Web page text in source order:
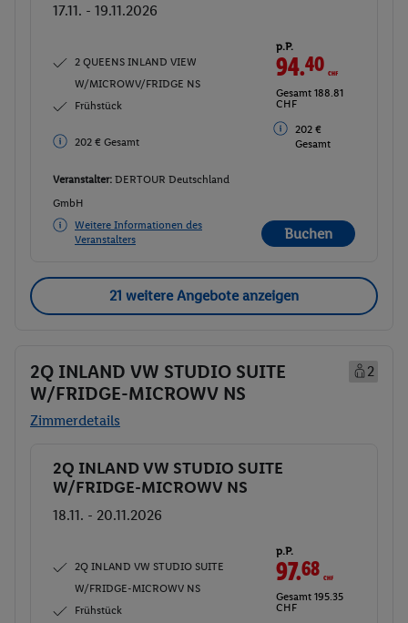
17.11. - 19.11.2026
2 QUEENS INLAND VIEW
W/MICROWV/FRIDGE NS
Frühstück
202 € Gesamt
p.P.
94.40CHF
Gesamt 188.81
CHF
202 €
Gesamt
Veranstalter: DERTOUR Deutschland
GmbH
Weitere Informationen des
Veranstalters
Buchen
21 weitere Angebote anzeigen
2Q INLAND VW STUDIO SUITE
W/FRIDGE-MICROWV NS
2
Zimmerdetails
Buchen
2Q INLAND VW STUDIO SUITE
W/FRIDGE-MICROWV NS
18.11. - 20.11.2026
2Q INLAND VW STUDIO SUITE
W/FRIDGE-MICROWV NS
Frühstück
p.P.
97.68CHF
Gesamt 195.35
CHF